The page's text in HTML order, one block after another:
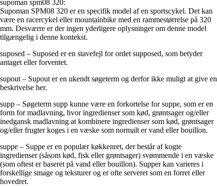
supoman spm08 320:
Supoman SPM08 320 er en specifik model af en sportscykel. Det kan
være en racercykel eller mountainbike med en rammestørrelse på 320
mm. Desværre er der ingen yderligere oplysninger om denne model
tilgængelig i denne kontekst.
suposed – Suposed er en stavefejl for ordet supposed, som betyder
antaget eller forventet.
supout – Supout er en ukendt søgeterm og derfor ikke muligt at give en
beskrivelse her.
supp – Søgeterm supp kunne være en forkortelse for suppe, som er en
form for madlavning, hvor ingredienser som kød, grøntsager og/eller
inedgansk madlavning at kombinere ingredienser som kød, grøntsager
og/eller frugter koges i en væske som normalt er vand eller bouillon.
suppe – Suppe er en populær køkkenret, der består af kogte
ingredienser (såsom kød, fisk eller grøntsager) svømmende i en væske
(som oftest er baseret på vand eller bouillon). Supper kan varieres i
forskellige smage og teksturer og er ofte serveret som en forret eller
hovedret.